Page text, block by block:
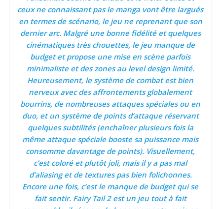
ceux ne connaissant pas le manga vont être largués
en termes de scénario, le jeu ne reprenant que son
dernier arc. Malgré une bonne fidélité et quelques
cinématiques très chouettes, le jeu manque de
budget et propose une mise en scène parfois
minimaliste et des zones au level design limité.
Heureusement, le système de combat est bien
nerveux avec des affrontements globalement
bourrins, de nombreuses attaques spéciales ou en
duo, et un système de points d’attaque réservant
quelques subtilités (enchaîner plusieurs fois la
même attaque spéciale booste sa puissance mais
consomme davantage de points). Visuellement,
c’est coloré et plutôt joli, mais il y a pas mal
d’aliasing et de textures pas bien folichonnes.
Encore une fois, c’est le manque de budget qui se
fait sentir. Fairy Tail 2 est un jeu tout à fait